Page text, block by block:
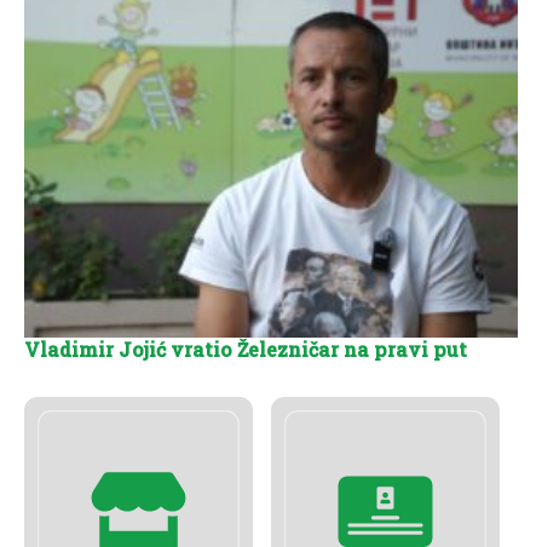
Vladimir Jojić vratio Železničar na pravi put